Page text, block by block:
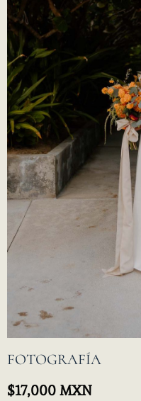
FOTOGRAFÍA
$17,000 MXN